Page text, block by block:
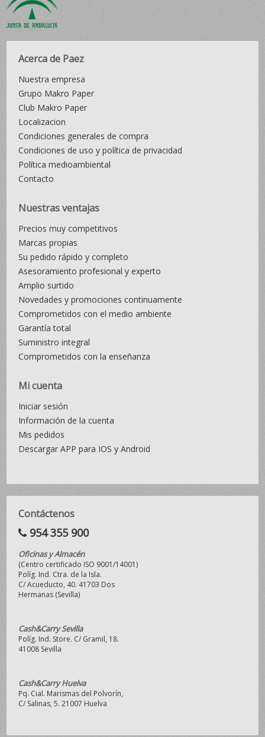
Acerca de Paez
Nuestra empresa
Grupo Makro Paper
Club Makro Paper
Localizacion
Condiciones generales de compra
Condiciones de uso y política de privacidad
Política medioambiental
Contacto
Nuestras ventajas
Precios muy competitivos
Marcas propias
Su pedido rápido y completo
Asesoramiento profesional y experto
Amplio surtido
Novedades y promociones continuamente
Comprometidos con el medio ambiente
Garantía total
Suministro integral
Comprometidos con la enseñanza
Mi cuenta
Iniciar sesión
Información de la cuenta
Mis pedidos
Descargar APP para IOS y Android
Contáctenos
954 355 900
Oficinas y Almacén
(Centro certificado ISO 9001/14001)
Políg. Ind. Ctra. de la Isla.
C/ Acueducto, 40. 41703 Dos
Hermanas (Sevilla)
Cash&Carry Sevilla
Políg. Ind. Store. C/ Gramil, 18.
41008 Sevilla
Cash&Carry Huelva
Pq. Cial. Marismas del Polvorín,
C/ Salinas, 5. 21007 Huelva